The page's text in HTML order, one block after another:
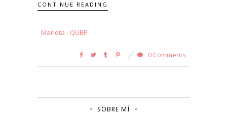
CONTINUE READING
Marieta - QUBP
0 Comments
SOBRE MÍ